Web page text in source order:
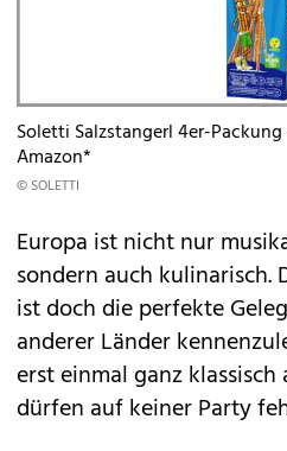
Soletti Salzstangerl 4er-Packung
Amazon*
© SOLETTI
Europa ist nicht nur
sondern auch kulinarisch.
ist doch die perfekte
anderer Länder
erst einmal ganz
dürfen auf keiner Party